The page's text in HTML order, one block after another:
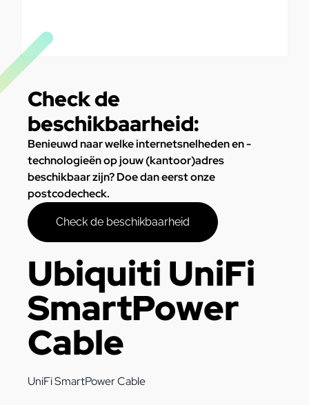
Check de
beschikbaarheid:
Benieuwd naar welke internetsnelheden en -
technologieën op jouw (kantoor)adres
beschikbaar zijn? Doe dan eerst onze
postcodecheck.
Check de beschikbaarheid
Ubiquiti UniFi
SmartPower
Cable
UniFi SmartPower Cable